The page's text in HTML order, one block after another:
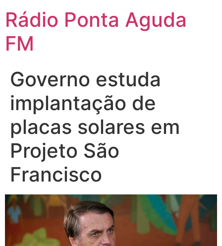
para
conteúdo
Rádio Ponta Aguda
FM
Governo estuda
implantação de
placas solares em
Projeto São
Francisco